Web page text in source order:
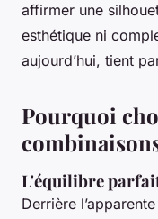
affirmer une
esthétique ni
aujourd’hui, tient
Pourquoi
L'équilibre
Derrière